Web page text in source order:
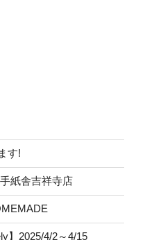
す!
紙舎吉祥寺店
】2025/4/2～4/15